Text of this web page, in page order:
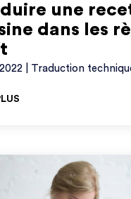
une
dans les
| Traduction